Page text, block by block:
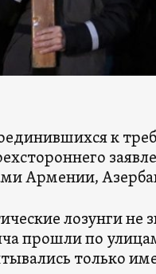
к
Армении,
лозунги не
прошли по
только